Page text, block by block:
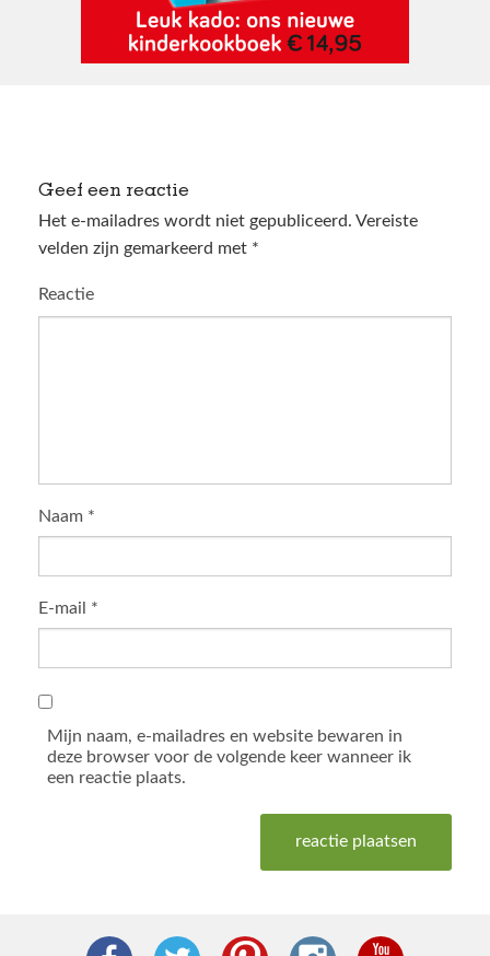
Geef een reactie
Het e-mailadres wordt niet gepubliceerd. Vereiste
velden zijn gemarkeerd met *
Reactie
Naam *
E-mail *
Mijn naam, e-mailadres en website bewaren in
deze browser voor de volgende keer wanneer ik
een reactie plaats.